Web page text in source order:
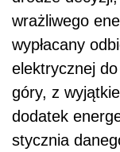
wrażliwego
wypłacany
elektrycznej
góry, z
dodatek
stycznia